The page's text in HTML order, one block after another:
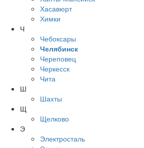
Хасавюрт
Химки
Ч
Чебоксары
Челябинск
Череповец
Черкесск
Чита
Ш
Шахты
Щ
Щелково
Э
Электросталь